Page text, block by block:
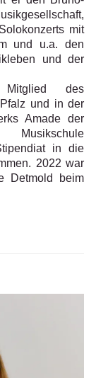
mit
und u.a. den
und der
des
und in der
Amade der
Musikschule
in die
2022 war
Detmold beim